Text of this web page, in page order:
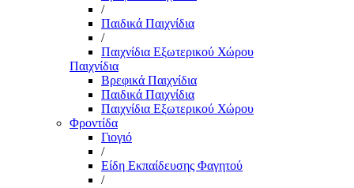
/
Παιδικά Παιχνίδια
/
Παιχνίδια Εξωτερικού Χώρου
Παιχνίδια
Βρεφικά Παιχνίδια
Παιδικά Παιχνίδια
Παιχνίδια Εξωτερικού Χώρου
Φροντίδα
Γιογιό
/
Είδη Εκπαίδευσης Φαγητού
/